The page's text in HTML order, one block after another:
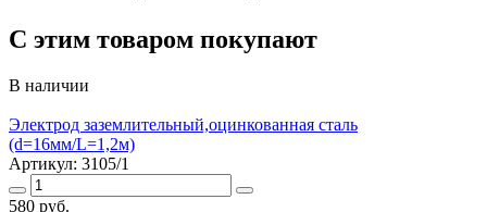
С этим товаром покупают
В наличии
Электрод заземлительный,оцинкованная сталь
(d=16мм/L=1,2м)
Артикул: 3105/1
580 руб.